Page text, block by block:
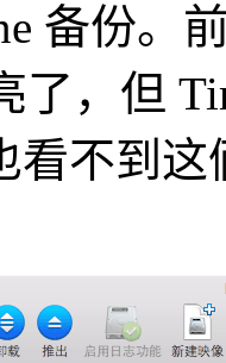
备份。
了，但
看不到